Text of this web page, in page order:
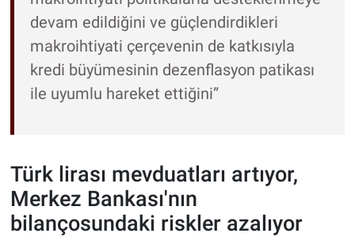
devam edildiğini ve güçlendirdikleri
makroihtiyati çerçevenin de katkısıyla
kredi büyümesinin dezenflasyon patikası
ile uyumlu hareket ettiğini”
Türk lirası mevduatları artıyor,
Merkez Bankası'nın
bilançosundaki riskler azalıyor